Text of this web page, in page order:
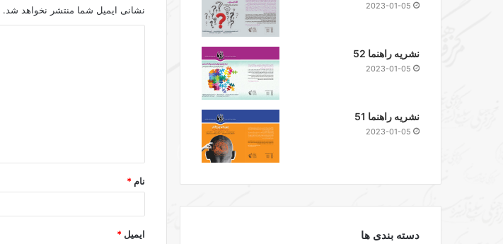
نشانی ایمیل شما منتشر نخواهد شد.
*
نام *
ایمیل *
2023-01-05
نشریه راهنما 52
2023-01-05
نشریه راهنما 51
2023-01-05
دسته بندی ها